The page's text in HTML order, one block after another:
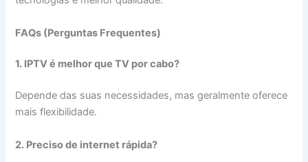
FAQs (Perguntas Frequentes)
1. IPTV é melhor que TV por cabo?
Depende das suas necessidades, mas geralmente oferece
mais flexibilidade.
2. Preciso de internet rápida?